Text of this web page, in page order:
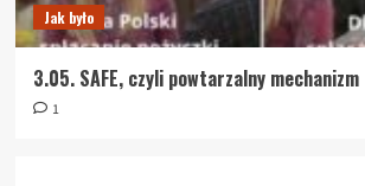
Jak było
3.05. SAFE, czyli powtarzalny mechanizm
1